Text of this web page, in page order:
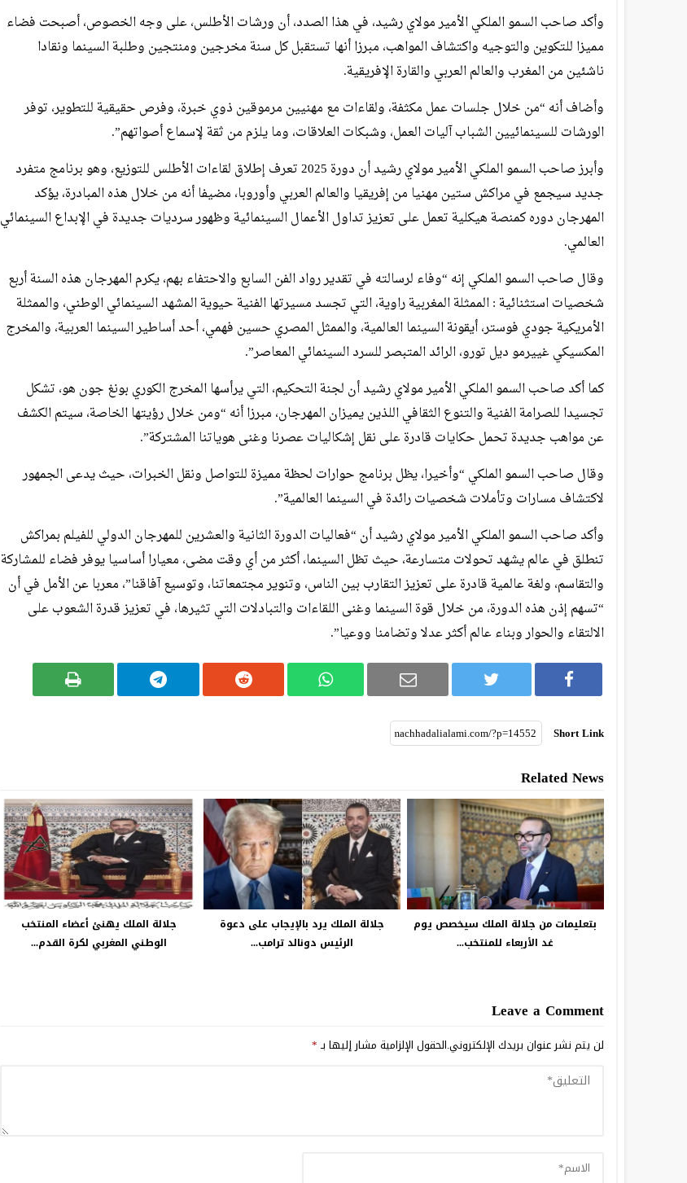
وأكد صاحب السمو الملكي الأمير مولاي رشيد، في هذا الصدد، أن ورشات الأطلس، على وجه الخصوص، أصبحت فضاء
مميزا للتكوين والتوجيه واكتشاف المواهب، مبرزا أنها تستقبل كل سنة مخرجين ومنتجين وطلبة السينما ونقادا
ناشئين من المغرب والعالم العربي والقارة الإفريقية.
وأضاف أنه “من خلال جلسات عمل مكثفة، ولقاءات مع مهنيين مرموقين ذوي خبرة، وفرص حقيقية للتطوير، توفر
الورشات للسينمائيين الشباب آليات العمل، وشبكات العلاقات، وما يلزم من ثقة لإسماع أصواتهم”.
وأبرز صاحب السمو الملكي الأمير مولاي رشيد أن دورة 2025 تعرف إطلاق لقاءات الأطلس للتوزيع، وهو برنامج متفرد
جديد سيجمع في مراكش ستين مهنيا من إفريقيا والعالم العربي وأوروبا، مضيفا أنه من خلال هذه المبادرة، يؤكد
المهرجان دوره كمنصة هيكلية تعمل على تعزيز تداول الأعمال السينمائية وظهور سرديات جديدة في الإبداع السينمائي
العالمي.
وقال صاحب السمو الملكي إنه “وفاء لرسالته في تقدير رواد الفن السابع والاحتفاء بهم، يكرم المهرجان هذه السنة أربع
شخصيات استثنائية : الممثلة المغربية راوية، التي تجسد مسيرتها الفنية حيوية المشهد السينمائي الوطني، والممثلة
الأمريكية جودي فوستر، أيقونة السينما العالمية، والممثل المصري حسين فهمي، أحد أساطير السينما العربية، والمخرج
المكسيكي غييرمو ديل تورو، الرائد المتبصر للسرد السينمائي المعاصر”.
كما أكد صاحب السمو الملكي الأمير مولاي رشيد أن لجنة التحكيم، التي يرأسها المخرج الكوري بونغ جون هو، تشكل
تجسيدا للصرامة الفنية والتنوع الثقافي اللذين يميزان المهرجان، مبرزا أنه “ومن خلال رؤيتها الخاصة، سيتم الكشف
عن مواهب جديدة تحمل حكايات قادرة على نقل إشكاليات عصرنا وغنى هوياتنا المشتركة”.
وقال صاحب السمو الملكي “وأخيرا، يظل برنامج حوارات لحظة مميزة للتواصل ونقل الخبرات، حيث يدعى الجمهور
لاكتشاف مسارات وتأملات شخصيات رائدة في السينما العالمية”.
وأكد صاحب السمو الملكي الأمير مولاي رشيد أن “فعاليات الدورة الثانية والعشرين للمهرجان الدولي للفيلم بمراكش
تنطلق في عالم يشهد تحولات متسارعة، حيث تظل السينما، أكثر من أي وقت مضى، معيارا أساسيا يوفر فضاء للمشاركة
والتقاسم، ولغة عالمية قادرة على تعزيز التقارب بين الناس، وتنوير مجتمعاتنا، وتوسيع آفاقنا”، معربا عن الأمل في أن
“تسهم إذن هذه الدورة، من خلال قوة السينما وغنى اللقاءات والتبادلات التي تثيرها، في تعزيز قدرة الشعوب على
الالتقاء والحوار وبناء عالم أكثر عدلا وتضامنا ووعيا”.
Short Link
Related News
بتعليمات من جلالة الملك سيخصص يوم
غد الأربعاء للمنتخب...
جلالة الملك يرد بالإيجاب على دعوة
الرئيس دونالد ترامب...
جلالة الملك يهنئ أعضاء المنتخب
الوطني المغربي لكرة القدم...
Leave a Comment
لن يتم نشر عنوان بريدك الإلكتروني.الحقول الإلزامية مشار إليها بـ*